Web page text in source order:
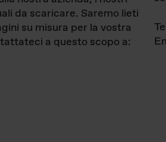
da scaricare. Saremo lieti
su misura per la vostra
a questo scopo a: